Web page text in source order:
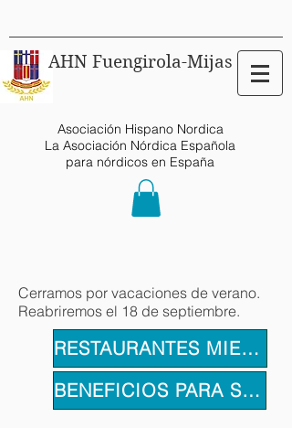
AHN Fuengirola-Mijas
Asociación Hispano Nordica
La Asociación Nórdica Española
para nórdicos en España
Cerramos por vacaciones de verano.
Reabriremos el 18 de septiembre.
RESTAURANTES MIEMBROS
BENEFICIOS PARA SOCIOS